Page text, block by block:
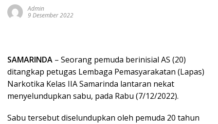
Admin
9 Desember 2022
SAMARINDA – Seorang pemuda berinisial AS (20)
ditangkap petugas Lembaga Pemasyarakatan (Lapas)
Narkotika Kelas IIA Samarinda lantaran nekat
menyelundupkan sabu, pada Rabu (7/12/2022).
Sabu tersebut diselundupkan oleh pemuda 20 tahun